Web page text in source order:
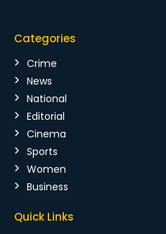
Categories
Crime
News
National
Editorial
Cinema
Sports
Women
Business
Quick Links